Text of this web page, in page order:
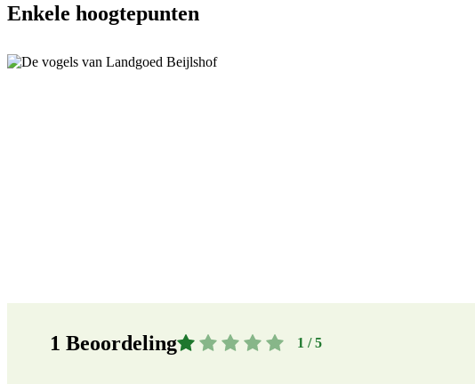
Enkele hoogtepunten
1 Beoordeling 1 / 5